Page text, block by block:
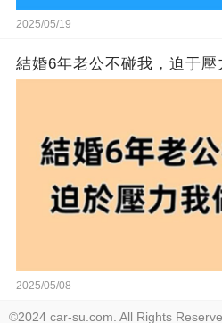
2025/05/19
結婚6年老公不碰我，迫于壓
2025/05/08
©2024 car-su.com. All Rights